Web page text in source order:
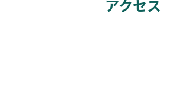
アクセス